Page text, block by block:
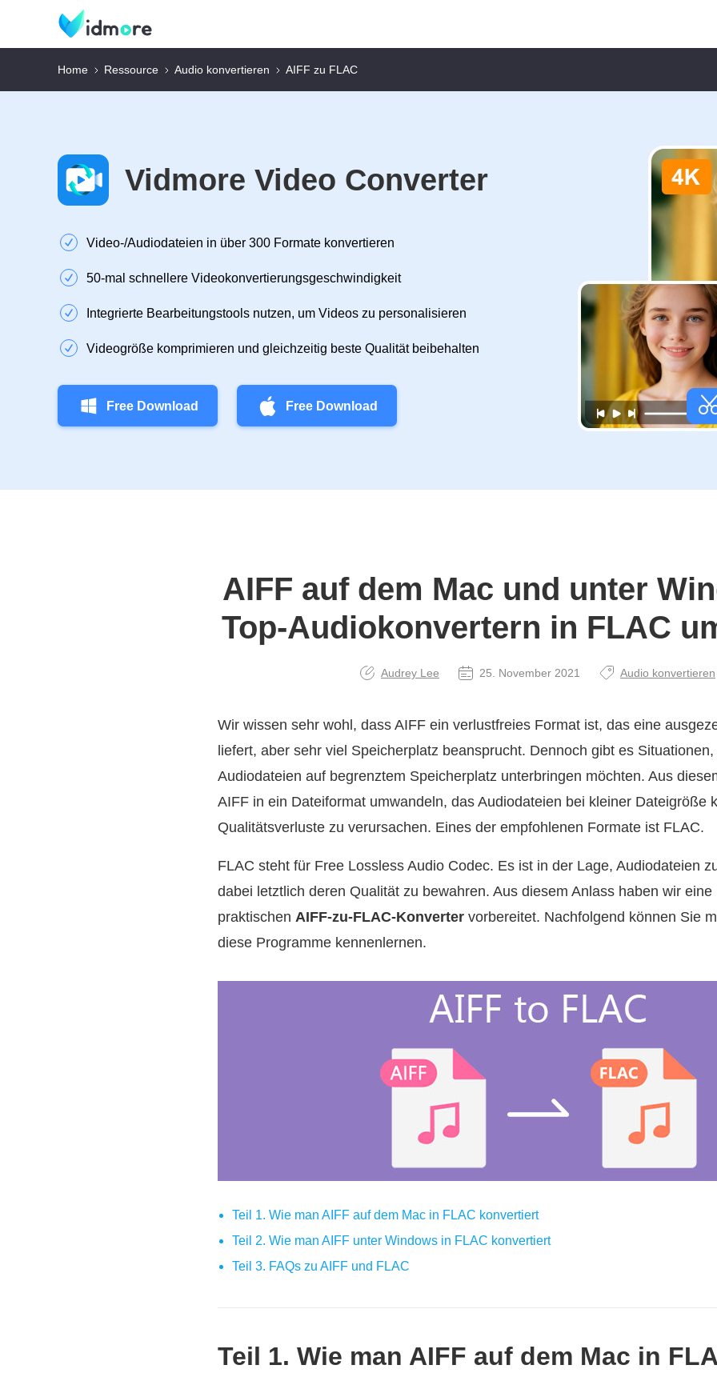
Home Ressource Audio konvertieren AIFF zu FLAC
Vidmore Video Converter
Video‑/Audiodateien in über 300 Formate konvertieren
50‑mal schnellere Videokonvertierungsgeschwindigkeit
Integrierte Bearbeitungstools nutzen, um Videos zu personalisieren
Videogröße komprimieren und gleichzeitig beste Qualität beibehalten
Free Download Free Download
AIFF auf dem Mac und unter
Top-Audiokonvertern in FLAC
Audrey Lee 25. November 2021 Audio konvertieren
Wir wissen sehr wohl, dass AIFF ein verlustfreies Format ist, das eine
liefert, aber sehr viel Speicherplatz beansprucht. Dennoch gibt es
Audiodateien auf begrenztem Speicherplatz unterbringen möchten. Aus
AIFF in ein Dateiformat umwandeln, das Audiodateien bei kleiner Dateigröße
Qualitätsverluste zu verursachen. Eines der empfohlenen Formate ist FLAC.
FLAC steht für Free Lossless Audio Codec. Es ist in der Lage, Audiodateien
dabei letztlich deren Qualität zu bewahren. Aus diesem Anlass haben wir
praktischen AIFF-zu-FLAC-Konverter vorbereitet. Nachfolgend können Sie
diese Programme kennenlernen.
Teil 1. Wie man AIFF auf dem Mac in FLAC konvertiert
Teil 2. Wie man AIFF unter Windows in FLAC konvertiert
Teil 3. FAQs zu AIFF und FLAC
Teil 1. Wie man AIFF auf dem Mac in